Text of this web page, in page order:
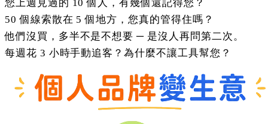
您上週見過的 10 個人，有幾個還記得您？
50 個線索散在 5 個地方，您真的管得住嗎？
他們沒買，多半不是不想要 ─ 是沒人再問第二次。
每週花 3 小時手動追客？為什麼不讓工具幫您？